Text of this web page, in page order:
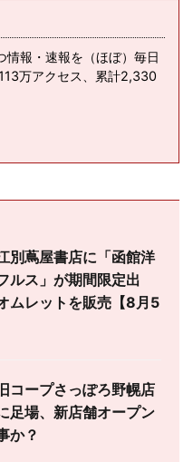
情報・速報を（ほぼ）毎日
万アクセス、累計2,330
別蔦屋書店に「函館洋
ルス」が期間限定出
ムレットを販売【8月5
コープさっぽろ野幌店
足場、新店舗オープン
か？